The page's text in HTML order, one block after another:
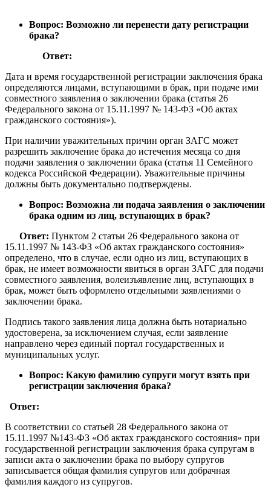
Вопрос: Возможно ли перенести дату регистрации
брака?
Ответ:
Дата и время государственной регистрации заключения брака
определяются лицами, вступающими в брак, при подаче ими
совместного заявления о заключении брака (статья 26
Федерального закона от 15.11.1997 № 143-ФЗ «Об актах
гражданского состояния»).
При наличии уважительных причин орган ЗАГС может
разрешить заключение брака до истечения месяца со дня
подачи заявления о заключении брака (статья 11 Семейного
кодекса Российской Федерации). Уважительные причины
должны быть документально подтверждены.
Вопрос: Возможна ли подача заявления о заключении
брака одним из лиц, вступающих в брак?
Ответ: Пунктом 2 статьи 26 Федерального закона от
15.11.1997 № 143-ФЗ «Об актах гражданского состояния»
определено, что в случае, если одно из лиц, вступающих в
брак, не имеет возможности явиться в орган ЗАГС для подачи
совместного заявления, волеизъявление лиц, вступающих в
брак, может быть оформлено отдельными заявлениями о
заключении брака.
Подпись такого заявления лица должна быть нотариально
удостоверена, за исключением случая, если заявление
направлено через единый портал государственных и
муниципальных услуг.
Вопрос: Какую фамилию супруги могут взять при
регистрации заключения брака?
Ответ:
В соответствии со статьей 28 Федерального закона от
15.11.1997 №143-ФЗ «Об актах гражданского состояния» при
государственной регистрации заключения брака супругам в
записи акта о заключении брака по выбору супругов
записывается общая фамилия супругов или добрачная
фамилия каждого из супругов.